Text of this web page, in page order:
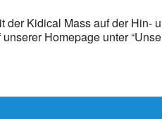
der Kidical Mass auf der Hin-
Homepage unter